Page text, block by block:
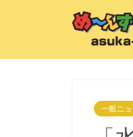
一般ニュ